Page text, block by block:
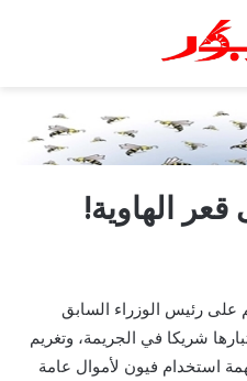
قعر الهاوية!
على رئيس الوزراء السابق
شريكا في الجريمة، وتغريم
ألف يورو، بتهمة استخدام فيون لأموال عامة